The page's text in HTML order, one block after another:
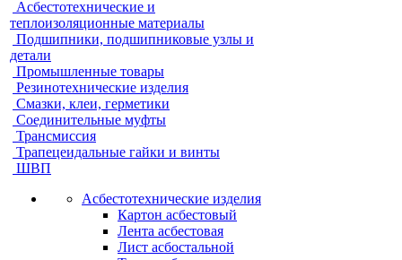
Асбестотехнические и
теплоизоляционные материалы
Подшипники, подшипниковые узлы и
детали
Промышленные товары
Резинотехнические изделия
Смазки, клеи, герметики
Соединительные муфты
Трансмиссия
Трапецеидальные гайки и винты
ШВП
Асбестотехнические изделия
Картон асбестовый
Лента асбестовая
Лист асбостальной